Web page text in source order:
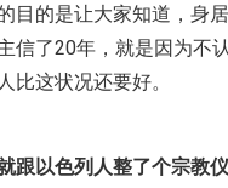
目的是让大家知道，身
信了20年，就是因为不
比这状况还要好。
跟以色列人整了个宗教